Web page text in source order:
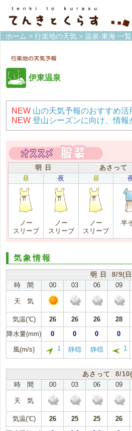
ホーム > 行楽地の天気 > 温泉-東海 一覧
伊東温泉
NEW 山の天気予報のおすすめ活
NEW 登山シーズンに向け、情報
明 日
あさって
昼
夜 昼
ノー
スリーブ
ノー
スリーブ
ノー
スリーブ
半
気象情報
明 日 8/9(
時 間
00 03 06 09
天 気
気温(℃) 26 26 26 28
降水量(mm)
0 0 0 0
風(m/s) 1 静穏 静穏 1
あさって 8/
時 間
00 03 06 09
天 気
気温(℃) 26 25 25 26